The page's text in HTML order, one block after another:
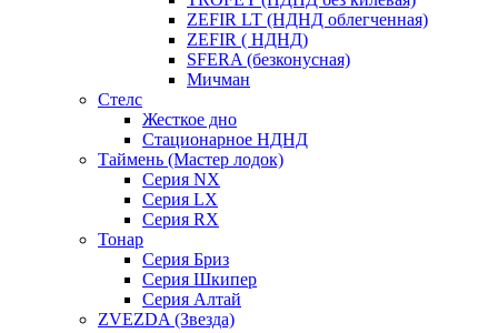
ZEFIR LT (НДНД облегченная)
ZEFIR ( НДНД)
SFERA (безконусная)
Мичман
Стелс
Жесткое дно
Стационарное НДНД
Таймень (Мастер лодок)
Серия NX
Серия LX
Серия RX
Тонар
Серия Бриз
Серия Шкипер
Серия Алтай
ZVEZDA (Звезда)